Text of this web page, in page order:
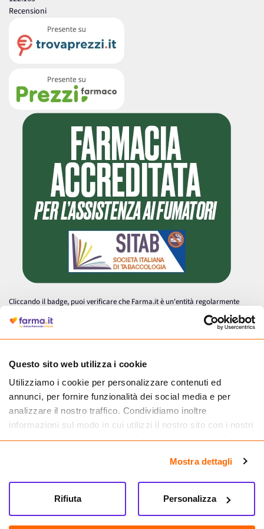
Questo sito web utilizza i cookie
Utilizziamo i cookie per personalizzare contenuti ed
annunci, per fornire funzionalità dei social media e per
analizzare il nostro traffico. Condividiamo inoltre
informazioni sul modo in cui utilizzi il nostro sito con i nostri
partner che si occupano di analisi dei dati web, pubblicità e
informazioni che hai fornito loro o che hanno raccolto dal
tuo utilizzo dei loro servizi.
Mostra dettagli
Personalizza
Rifiuta
Recensioni
Cliccando il badge, puoi verificare che Farma.it è un'entità regolarmente
autorizzata dal Ministero della Salute a effettuare la vendita online di
medicinali.
Farma.it S.a.s. P. IVA 07417261216 REA: NA-884088